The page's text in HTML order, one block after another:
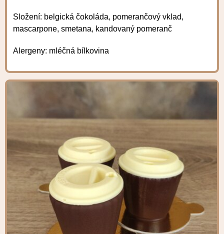
Složení: belgická čokoláda, pomerančový vklad,
mascarpone, smetana, kandovaný pomeranč
Alergeny: mléčná bílkovina